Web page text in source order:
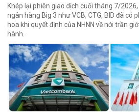
Khép lại phiên giao dịch cuối tháng 7/
ngân hàng Big 3 như VCB, CTG, BID đã có
hoa khi quyết định của NHNN về nới trần
hành.